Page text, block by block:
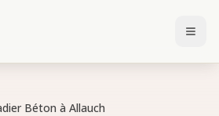
Béton à Allauch